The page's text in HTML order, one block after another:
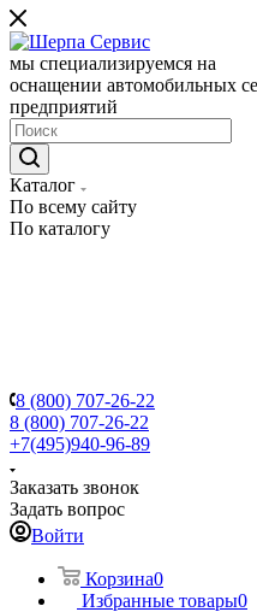
мы специализируемся на
оснащении автомобильных
предприятий
Каталог
По всему сайту
По каталогу
8 (800) 707-26-22
8 (800) 707-26-22
+7(495)940-96-89
Заказать звонок
Задать вопрос
Войти
Корзина0
Избранные товары0